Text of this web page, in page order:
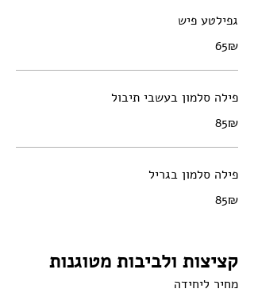
גפילטע פיש
‏65 ‏₪
פילה סלמון בעשבי תיבול
‏85 ‏₪
פילה סלמון בגריל
‏85 ‏₪
קציצות ולביבות מטוגנות
מחיר ליחידה